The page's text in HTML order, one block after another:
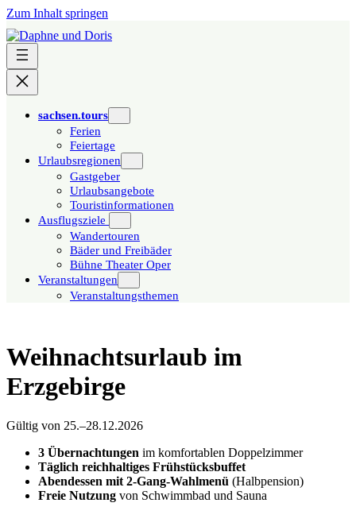
Zum Inhalt springen
sachsen.tours
Ferien
Feiertage
Urlaubsregionen
Gastgeber
Urlaubsangebote
Touristinformationen
Ausflugsziele
Wandertouren
Bäder und Freibäder
Bühne Theater Oper
Veranstaltungen
Veranstaltungsthemen
Weihnachtsurlaub im
Erzgebirge
Gültig von 25.–28.12.2026
3 Übernachtungen im komfortablen Doppelzimmer
Täglich reichhaltiges Frühstücksbuffet
Abendessen mit 2-Gang-Wahlmenü (Halbpension)
Freie Nutzung von Schwimmbad und Sauna